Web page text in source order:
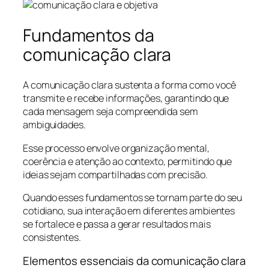
Fundamentos da
comunicação clara
A comunicação clara sustenta a forma como você
transmite e recebe informações, garantindo que
cada mensagem seja compreendida sem
ambiguidades.
Esse processo envolve organização mental,
coerência e atenção ao contexto, permitindo que
ideias sejam compartilhadas com precisão.
Quando esses fundamentos se tornam parte do seu
cotidiano, sua interação em diferentes ambientes
se fortalece e passa a gerar resultados mais
consistentes.
Elementos essenciais da comunicação clara